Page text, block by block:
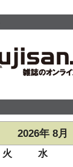
2026年 8月
火 水